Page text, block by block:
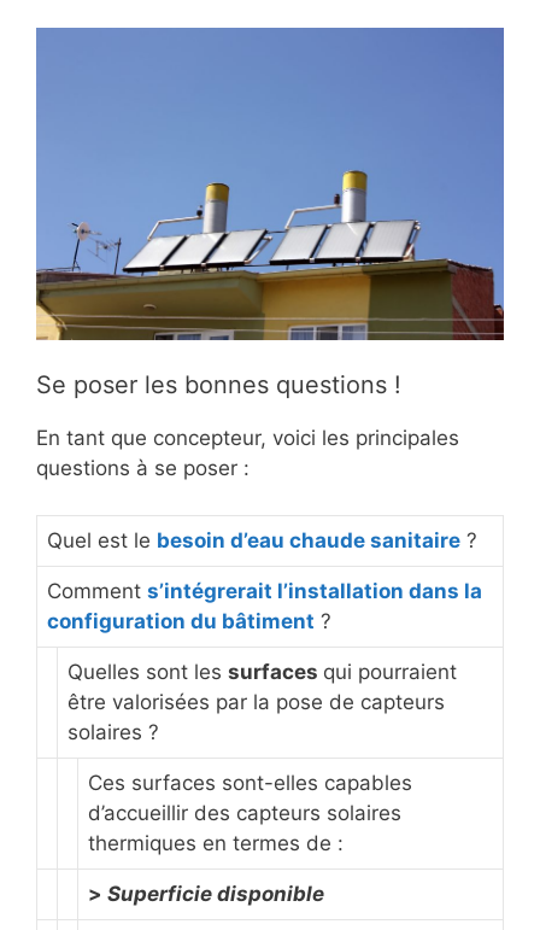
Se poser les bonnes questions !
En tant que concepteur, voici les principales
questions à se poser :
Quel est le besoin d’eau chaude sanitaire ?
Comment s’intégrerait l’installation dans la
configuration du bâtiment ?
Quelles sont les surfaces qui pourraient
être valorisées par la pose de capteurs
solaires ?
Ces surfaces sont-elles capables
d’accueillir des capteurs solaires
thermiques en termes de :
> Superficie disponible